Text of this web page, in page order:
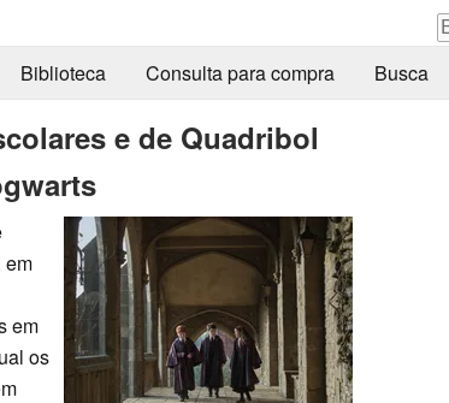
Biblioteca Consulta para compra Busca
e de Quadribol
em
em
os